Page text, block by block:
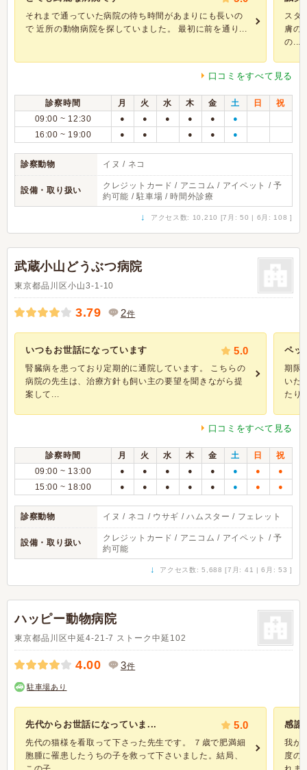
それまで通っていた病院の待ち時間があまりにも長いの
で 近所の動物病院を探していました。 最初に前を通り...
スタ
膚の
の...
口コミをすべて見る
診察時間 月 火 水 木 金 土 日
祝
09:00 ~ 12:30
● ● ● ● ● ●
16:00 ~ 19:00 ● ● ● ● ●
診察動物 イヌ / ネコ
設備・取り扱い
クレジットカード / アニコム / アイペット / 予
約可能 / 駐車場 / 時間外診療
↓ アクセス数: 10,210 [7月: 50 | 6月: 108 ]
武蔵小山どうぶつ病院
東京都品川区小山3-1-10
3.79 2件
いつもお世話になっています 5.0
腎臓病を患っており定期的に通院しています。 こちらの
病院の先生は、治療方針も飼い主の要望を聞きながら提
案して...
ペッ
期限
いた
たり
口コミをすべて見る
診察時間 月 火 水 木 金 土 日
祝
09:00 ~ 13:00
● ● ● ● ● ● ● ●
15:00 ~ 18:00 ● ● ● ● ● ● ● ●
診察動物 イヌ / ネコ / ウサギ / ハムスター / フェレット
設備・取り扱い
クレジットカード / アニコム / アイペット / 予
約可能
↓ アクセス数: 5,688 [7月: 41 | 6月: 53 ]
ハッピー動物病院
東京都品川区中延4-21-7 ストーク中延102
4.00 3件
駐車場あり
先代からお世話になっていま... 5.0
先代の猫様を看取って下さった先生です。 ７歳で肥満細
胞腫に罹患したうちの子を救って下さいました。結局、
感謝
我が
度の